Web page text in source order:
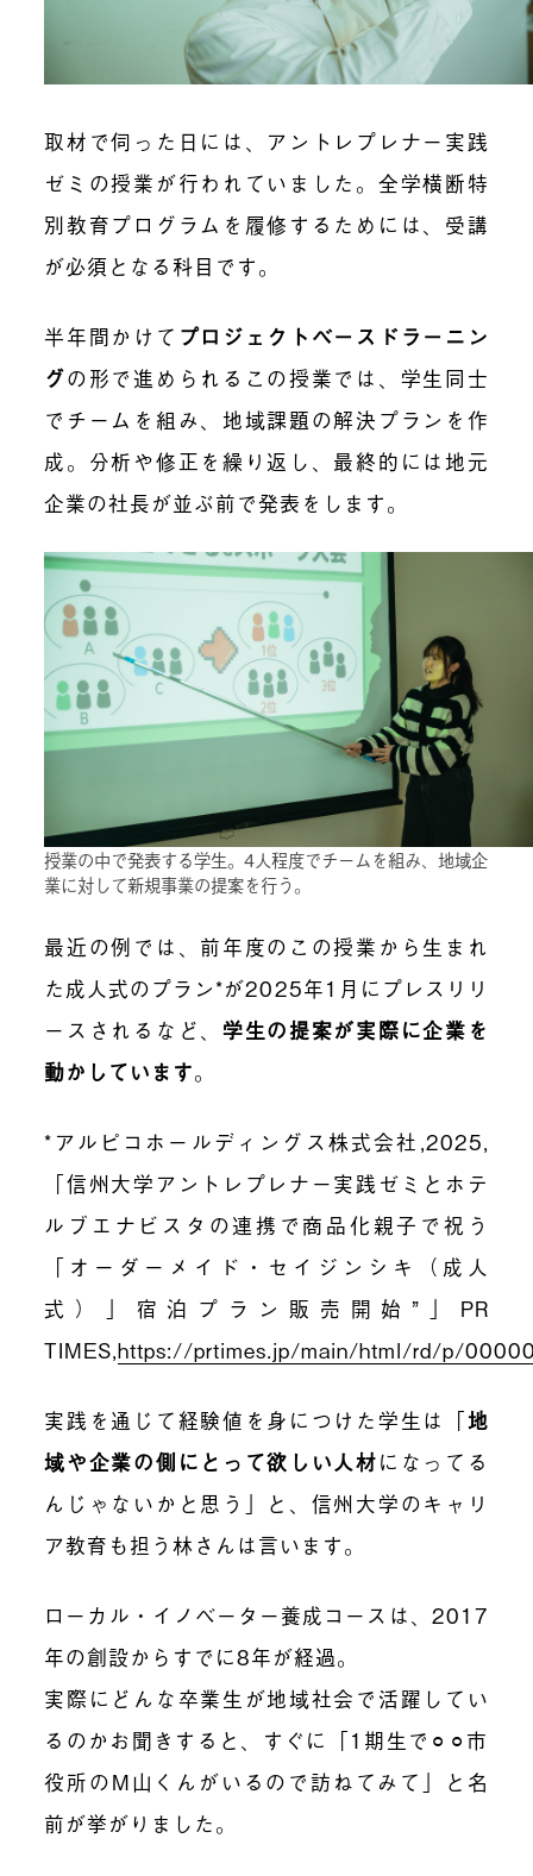
取材で伺った日には、アントレプレナー実践
ゼミの授業が行われていました。全学横断特
別教育プログラムを履修するためには、受講
が必須となる科目です。
半年間かけて プロジェクトベースドラーニン
グの形で進められるこの授業では、学生同士
でチームを組み、地域課題の解決プランを作
成。分析や修正を繰り返し、最終的には地元
企業の社長が並ぶ前で発表をします。
授業の中で発表する学生。4人程度でチームを組み、地域企
業に対して新規事業の提案を行う。
最近の例では、前年度のこの授業から生まれ
た成人式のプラン*が2025年1月にプレスリリ
ースされるなど、 学生の提案が実際に企業を
動かしています。
*アルピコホールディングス株式会社,2025,
「信州大学アントレプレナー実践ゼミとホテ
ルブエナビスタの連携で商品化親子で祝う
「オーダーメイド・セイジンシキ（成人
式）」宿泊プラン販売開始”」PR
TIMES,https://prtimes.jp/main/html/rd/p/
実践を通じて経験値を身につけた学生は「地
域や企業の側にとって欲しい人材になってる
んじゃないかと思う」と、信州大学のキャリ
ア教育も担う林さんは言います。
ローカル・イノベーター養成コースは、2017
年の創設からすでに8年が経過。
実際にどんな卒業生が地域社会で活躍してい
るのかお聞きすると、すぐに「1期生で⚪︎⚪︎市
役所のM山くんがいるので訪ねてみて」と名
前が挙がりました。